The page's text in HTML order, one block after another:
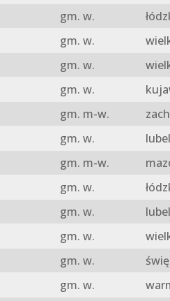
gm. w.
gm. w.
gm. w.
gm. w.
gm. m-w.
gm. w.
gm. m-w.
gm. w.
gm. w.
gm. w.
gm. w.
gm. w.